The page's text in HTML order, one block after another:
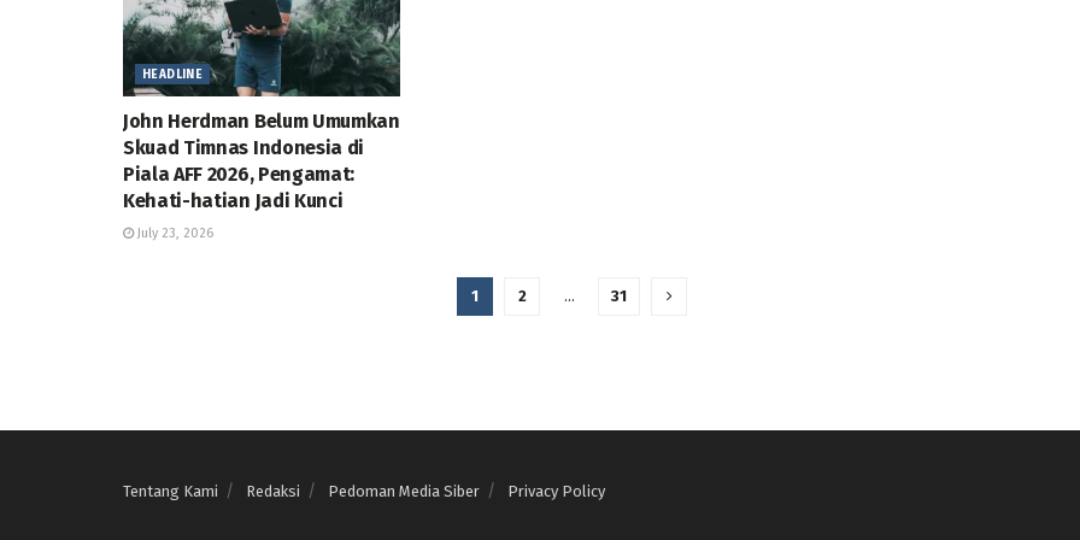
HEADLINE
John Herdman Belum Umumkan
Skuad Timnas Indonesia di
Piala AFF 2026, Pengamat:
Kehati-hatian Jadi Kunci
July 23, 2026
1 2 … 31
Tentang Kami Redaksi Pedoman Media Siber Privacy Policy